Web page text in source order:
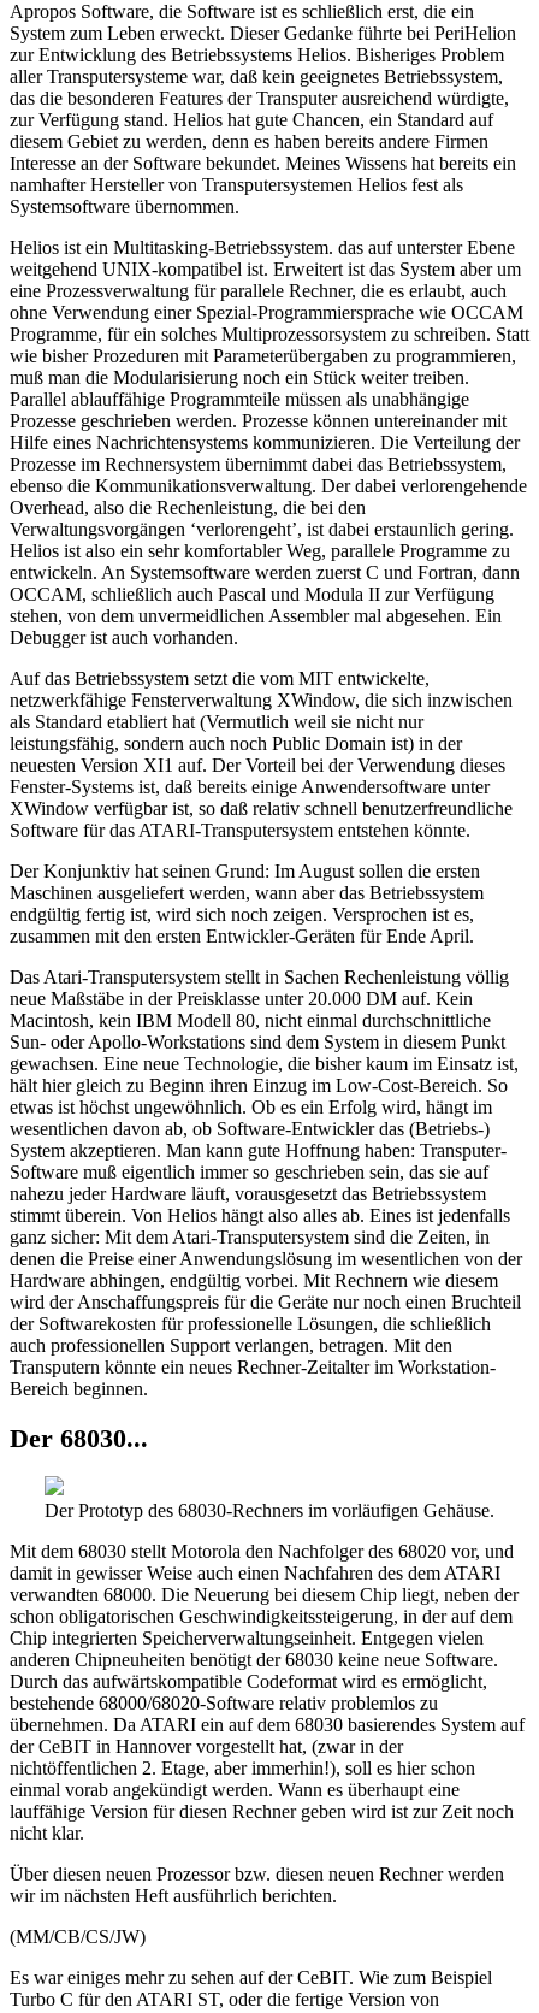
Apropos Software, die Software ist es schließlich erst, die ein
System zum Leben erweckt. Dieser Gedanke führte bei PeriHelion
zur Entwicklung des Betriebssystems Helios. Bisheriges Problem
aller Transputersysteme war, daß kein geeignetes Betriebssystem,
das die besonderen Features der Transputer ausreichend würdigte,
zur Verfügung stand. Helios hat gute Chancen, ein Standard auf
diesem Gebiet zu werden, denn es haben bereits andere Firmen
Interesse an der Software bekundet. Meines Wissens hat bereits ein
namhafter Hersteller von Transputersystemen Helios fest als
Systemsoftware übernommen.
Helios ist ein Multitasking-Betriebssystem. das auf unterster Ebene
weitgehend UNIX-kompatibel ist. Erweitert ist das System aber um
eine Prozessverwaltung für parallele Rechner, die es erlaubt, auch
ohne Verwendung einer Spezial-Programmiersprache wie OCCAM
Programme, für ein solches Multiprozessorsystem zu schreiben. Statt
wie bisher Prozeduren mit Parameterübergaben zu programmieren,
muß man die Modularisierung noch ein Stück weiter treiben.
Parallel ablauffähige Programmteile müssen als unabhängige
Prozesse geschrieben werden. Prozesse können untereinander mit
Hilfe eines Nachrichtensystems kommunizieren. Die Verteilung der
Prozesse im Rechnersystem übernimmt dabei das Betriebssystem,
ebenso die Kommunikationsverwaltung. Der dabei verlorengehende
Overhead, also die Rechenleistung, die bei den
Verwaltungsvorgängen ‘verlorengeht’, ist dabei erstaunlich gering.
Helios ist also ein sehr komfortabler Weg, parallele Programme zu
entwickeln. An Systemsoftware werden zuerst C und Fortran, dann
OCCAM, schließlich auch Pascal und Modula II zur Verfügung
stehen, von dem unvermeidlichen Assembler mal abgesehen. Ein
Debugger ist auch vorhanden.
Auf das Betriebssystem setzt die vom MIT entwickelte,
netzwerkfähige Fensterverwaltung XWindow, die sich inzwischen
als Standard etabliert hat (Vermutlich weil sie nicht nur
leistungsfähig, sondern auch noch Public Domain ist) in der
neuesten Version XI1 auf. Der Vorteil bei der Verwendung dieses
Fenster-Systems ist, daß bereits einige Anwendersoftware unter
XWindow verfügbar ist, so daß relativ schnell benutzerfreundliche
Software für das ATARI-Transputersystem entstehen könnte.
Der Konjunktiv hat seinen Grund: Im August sollen die ersten
Maschinen ausgeliefert werden, wann aber das Betriebssystem
endgültig fertig ist, wird sich noch zeigen. Versprochen ist es,
zusammen mit den ersten Entwickler-Geräten für Ende April.
Das Atari-Transputersystem stellt in Sachen Rechenleistung völlig
neue Maßstäbe in der Preisklasse unter 20.000 DM auf. Kein
Macintosh, kein IBM Modell 80, nicht einmal durchschnittliche
Sun- oder Apollo-Workstations sind dem System in diesem Punkt
gewachsen. Eine neue Technologie, die bisher kaum im Einsatz ist,
hält hier gleich zu Beginn ihren Einzug im Low-Cost-Bereich. So
etwas ist höchst ungewöhnlich. Ob es ein Erfolg wird, hängt im
wesentlichen davon ab, ob Software-Entwickler das (Betriebs-)
System akzeptieren. Man kann gute Hoffnung haben: Transputer-
Software muß eigentlich immer so geschrieben sein, das sie auf
nahezu jeder Hardware läuft, vorausgesetzt das Betriebssystem
stimmt überein. Von Helios hängt also alles ab. Eines ist jedenfalls
ganz sicher: Mit dem Atari-Transputersystem sind die Zeiten, in
denen die Preise einer Anwendungslösung im wesentlichen von der
Hardware abhingen, endgültig vorbei. Mit Rechnern wie diesem
wird der Anschaffungspreis für die Geräte nur noch einen Bruchteil
der Softwarekosten für professionelle Lösungen, die schließlich
auch professionellen Support verlangen, betragen. Mit den
Transputern könnte ein neues Rechner-Zeitalter im Workstation-
Bereich beginnen.
Der 68030...
Der Prototyp des 68030-Rechners im vorläufigen Gehäuse.
Mit dem 68030 stellt Motorola den Nachfolger des 68020 vor, und
damit in gewisser Weise auch einen Nachfahren des dem ATARI
verwandten 68000. Die Neuerung bei diesem Chip liegt, neben der
schon obligatorischen Geschwindigkeitssteigerung, in der auf dem
Chip integrierten Speicherverwaltungseinheit. Entgegen vielen
anderen Chipneuheiten benötigt der 68030 keine neue Software.
Durch das aufwärtskompatible Codeformat wird es ermöglicht,
bestehende 68000/68020-Software relativ problemlos zu
übernehmen. Da ATARI ein auf dem 68030 basierendes System auf
der CeBIT in Hannover vorgestellt hat, (zwar in der
nichtöffentlichen 2. Etage, aber immerhin!), soll es hier schon
einmal vorab angekündigt werden. Wann es überhaupt eine
lauffähige Version für diesen Rechner geben wird ist zur Zeit noch
nicht klar.
Über diesen neuen Prozessor bzw. diesen neuen Rechner werden
wir im nächsten Heft ausführlich berichten.
(MM/CB/CS/JW)
Es war einiges mehr zu sehen auf der CeBIT. Wie zum Beispiel
Turbo C für den ATARI ST, oder die fertige Version von